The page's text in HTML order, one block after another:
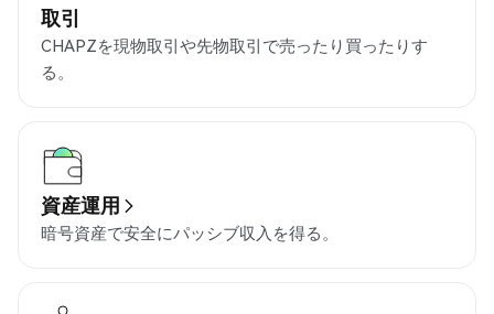
取引
CHAPZを現物取引や先物取引で売ったり買ったりす
る。
資産運用
暗号資産で安全にパッシブ収入を得る。